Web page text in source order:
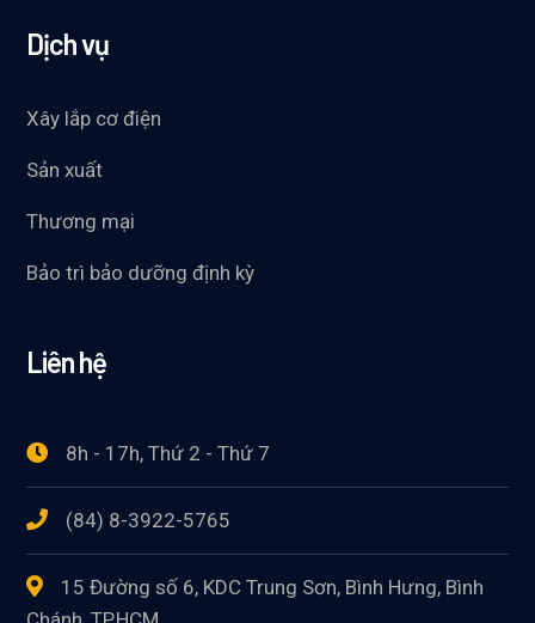
Dịch vụ
Xây lắp cơ điện
Sản xuất
Thương mại
Bảo trì bảo dưỡng định kỳ
Liên hệ
8h - 17h, Thứ 2 - Thứ 7
(84) 8-3922-5765
15 Đường số 6, KDC Trung Sơn, Bình Hưng, Bình